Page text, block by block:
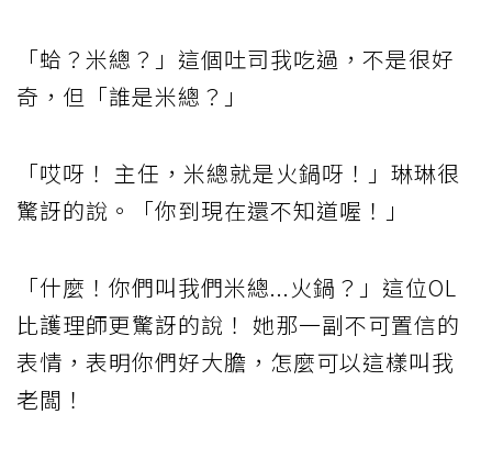
「蛤？米總？」這個吐司我吃過，不是很好
奇，但「誰是米總？」
「哎呀！ 主任，米總就是火鍋呀！」琳琳很
驚訝的說。「你到現在還不知道喔！」
「什麼！你們叫我們米總...火鍋？」這位OL
比護理師更驚訝的說！ 她那一副不可置信的
表情，表明你們好大膽，怎麼可以這樣叫我
老闆！